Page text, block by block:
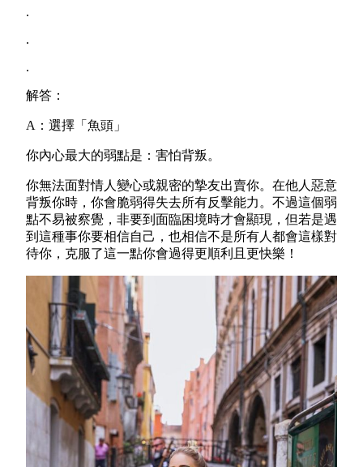
.
.
.
解答：
A：選擇「魚頭」
你內心最大的弱點是：害怕背叛。
你無法面對情人變心或親密的摯友出賣你。在他人惡意
背叛你時，你會脆弱得失去所有反擊能力。不過這個弱
點不易被察覺，非要到面臨困境時才會顯現，但若是遇
到這種事你要相信自己，也相信不是所有人都會這樣對
待你，克服了這一點你會過得更順利且更快樂！